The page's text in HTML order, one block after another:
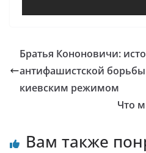
Братья Кононовичи:
антифашистской
киевским режимом
Что
Вам также